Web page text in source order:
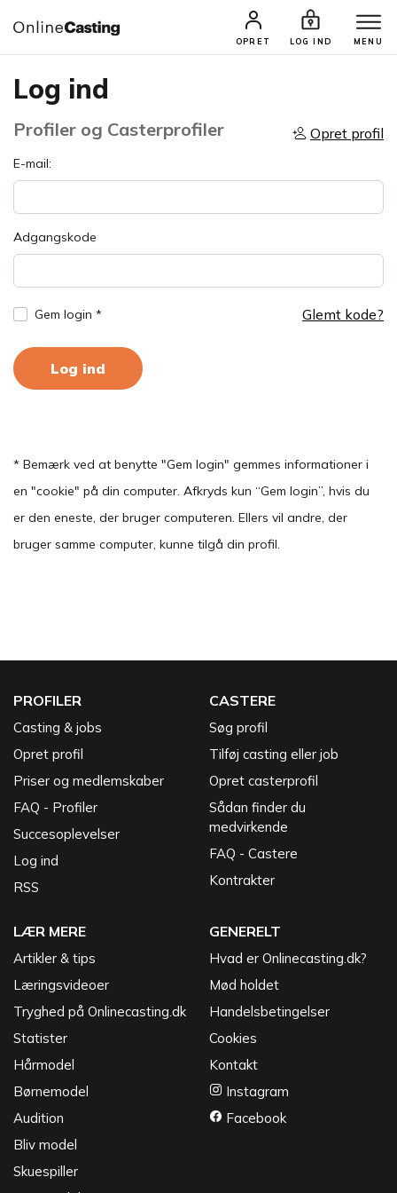
OPRET LOG IND MENU
Log ind
Profiler og Casterprofiler Opret profil
E-mail:
Adgangskode
Gem login * Glemt kode?
Log ind
* Bemærk ved at benytte "Gem login" gemmes informationer i
en "cookie" på din computer. Afkryds kun “Gem login”, hvis du
er den eneste, der bruger computeren. Ellers vil andre, der
bruger samme computer, kunne tilgå din profil.
PROFILER
Casting & jobs
Opret profil
Priser og medlemskaber
FAQ - Profiler
Succesoplevelser
Log ind
RSS
CASTERE
Søg profil
Tilføj casting eller job
Opret casterprofil
Sådan finder du
medvirkende
FAQ - Castere
Kontrakter
LÆR MERE
Artikler & tips
Læringsvideoer
Tryghed på Onlinecasting.dk
Statister
Hårmodel
Børnemodel
Audition
Bliv model
Skuespiller
GENERELT
Hvad er Onlinecasting.dk?
Mød holdet
Handelsbetingelser
Cookies
Kontakt
Instagram
Facebook